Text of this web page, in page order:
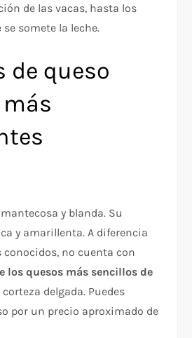
de las vacas, hasta los
somete la leche.
de queso
y blanda. Su
y amarillenta. A diferencia
conocidos, no cuenta con
los quesos más sencillos de
delgada. Puedes
por un precio aproximado de